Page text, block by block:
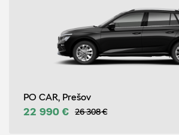
PO CAR, Prešov
22 990 € 26 308 €